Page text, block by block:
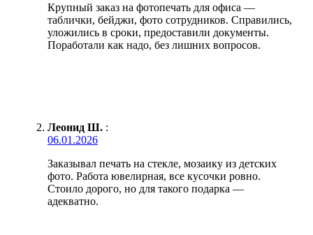
Крупный заказ на фотопечать для офиса —
таблички, бейджи, фото сотрудников. Справились,
уложились в сроки, предоставили документы.
Поработали как надо, без лишних вопросов.
Леонид Ш. :
06.01.2026
Заказывал печать на стекле, мозаику из детских
фото. Работа ювелирная, все кусочки ровно.
Стоило дорого, но для такого подарка —
адекватно.